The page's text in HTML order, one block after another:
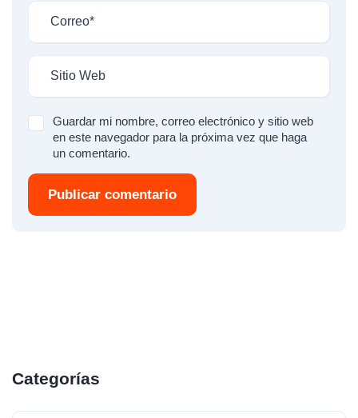
Guardar mi nombre, correo electrónico y sitio web
en este navegador para la próxima vez que haga
un comentario.
Publicar comentario
Categorías